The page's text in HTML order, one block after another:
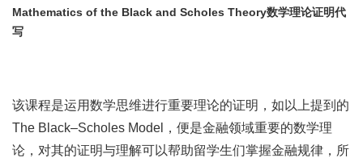
Mathematics of the Black and Scholes Theory数学理论证明代
写
该课程是运用数学思维进行重要理论的证明，如以上提到的
The Black–Scholes Model，便是金融领域重要的数学理
论，对其的证明与理解可以帮助留学生们掌握金融规律，所